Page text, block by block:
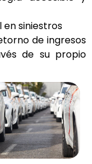
siniestros
de ingresos
de su propio